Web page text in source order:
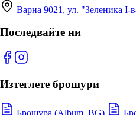
Варна 9021, ул. "Зеленика I-
Последвайте ни
Изтеглете брошури
Брошура (Album_BG)